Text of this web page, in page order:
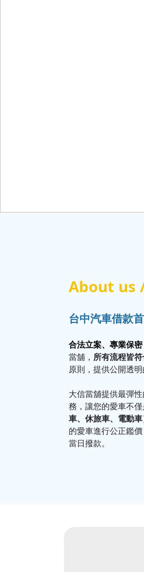
About us
台中汽車借款
合法立案、專業保
當舖， 所有流程皆符
原則，提供公開透
大信當舖提供最彈性
務，讓您的愛車不
車、休旅車、電動
的愛車進行公正鑑
當日撥款。